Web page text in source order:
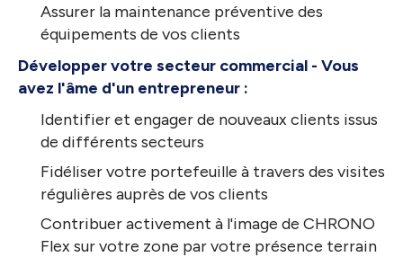
Assurer la maintenance préventive des
équipements de vos clients
Développer votre secteur commercial - Vous
avez l'âme d'un entrepreneur :
Identifier et engager de nouveaux clients issus
de différents secteurs
Fidéliser votre portefeuille à travers des visites
régulières auprès de vos clients
Contribuer activement à l'image de CHRONO
Flex sur votre zone par votre présence terrain